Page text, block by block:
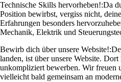
Technische Skills hervorheben!:Da
Position bewirbst, vergiss nicht,
Erfahrungen besonders
Mechanik, Elektrik und
Bewirb dich über unsere Website!:
landen, ist über unsere Website.
unkompliziert bewerben. Wir freuen
vielleicht bald gemeinsam an